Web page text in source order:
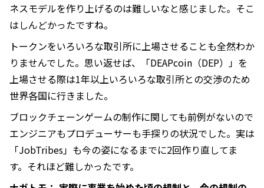
ネスモデルを作り上げるのは難しいなと感じました。そこ
はしんどかったですね。
トークンをいろいろな取引所に上場させることも全然わか
りませんでした。思い返せば、「DEAPcoin（DEP）」を
上場させる際は1年以上いろいろな取引所との交渉のため
世界各国に行きました。
ブロックチェーンゲームの制作に関しても前例がないので
エンジニアもプロデューサーも手探りの状況でした。実は
「JobTribes」も今の姿になるまでに2回作り直してま
す。それほど難しかったです。